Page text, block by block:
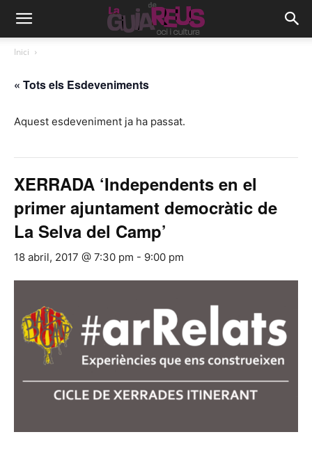
Inici
« Tots els Esdeveniments
Aquest esdeveniment ja ha passat.
XERRADA ‘Independents en el
primer ajuntament democràtic de
La Selva del Camp’
18 abril, 2017 @ 7:30 pm - 9:00 pm